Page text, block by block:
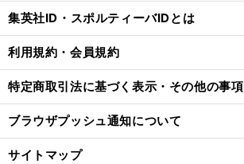
集英社ID・スポルティーバIDとは
利用規約・会員規約
特定商取引法に基づく表示・その他の事項
ブラウザプッシュ通知について
サイトマップ